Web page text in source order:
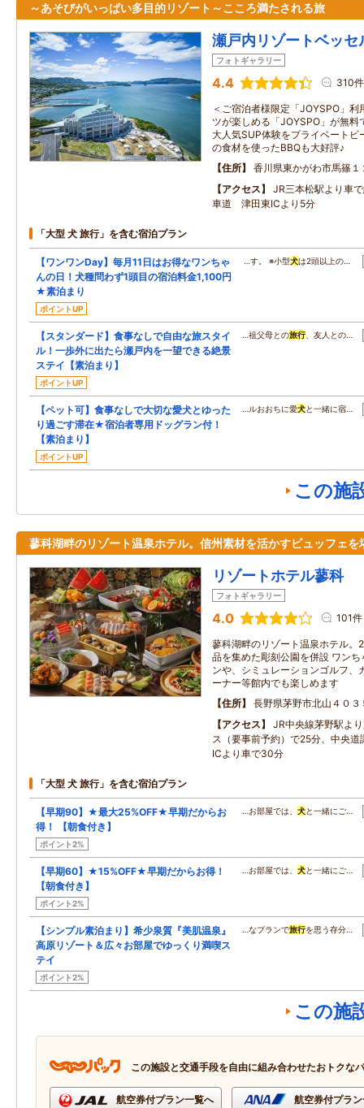
～あそびがいっぱい多目的リゾート～こころ満たされる旅
瀬戸内リゾートベッセ
フォトギャラリー
4.4 310件
＜ご宿泊者様限定「JOYSPO」
ツが楽しめる「JOYSPO」が無料
大人気SUP体験をプライベートビ
の食材を使ったBBQも大好評♪
住所
香川県東かがわ市馬篠１
アクセス
JR三本松駅より車
車道 津田東ICより5分
「大型 犬 旅行」を含む宿泊プラン
【ワンワンDay】毎月11日はお得なワンちゃ
んの日！犬種問わず1頭目の宿泊料金1,100円
★素泊まり
ポイントUP
…す。 ※小型犬は2頭以上の…
【スタンダード】食事なしで自由な旅スタイ
ル！一歩外に出たら瀬戸内を一望できる絶景
ステイ【素泊まり】
ポイントUP
…祖父母との旅行、友人との…
【ペット可】食事なしで大切な愛犬とゆった
り過ごす滞在★宿泊者専用ドッグラン付！
【素泊まり】
ポイントUP
…ルおおちに愛犬と一緒に宿…
この施
蓼科湖畔のリゾート温泉ホテル。信州素材を活かすビュッフェを
リゾートホテル蓼科
フォトギャラリー
4.0 101件
蓼科湖畔のリゾート温泉ホテル。
品を集めた彫刻公園を併設 ワン
ンや、シミュレーションゴルフ、
ーナー等館内でも楽しめます
住所
長野県茅野市北山４０３
アクセス
JR中央線茅野駅よ
ス（要事前予約）で25分、中央道
ICより車で30分
「大型 犬 旅行」を含む宿泊プラン
【早期90】★最大25%OFF★早期だからお
得！ 【朝食付き】
ポイント2%
…お部屋では、 犬と一緒にご…
【早期60】★15%OFF★早期だからお得！
【朝食付き】
ポイント2%
…お部屋では、 犬と一緒にご…
【シンプル素泊まり】希少泉質『美肌温泉』
高原リゾート＆広々お部屋でゆっくり満喫ス
テイ
ポイント2%
…なプランで旅行を思う存分…
この施
この施設と交通手段を自由に組み合わせたおトクな
航空券付プラン一覧へ 航空券付プラ